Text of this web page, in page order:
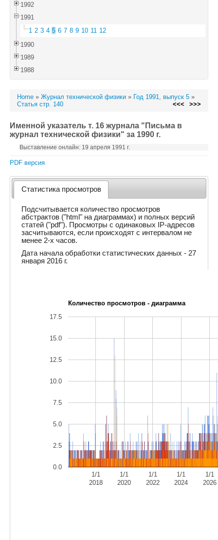
1992
1991
1 2 3 4 5 6 7 8 9 10 11 12
1990
1989
1988
Home » Журнал технической физики » Год 1991, выпуск 5 »
Статья стр. 140
<<< >>>
Именной указатель т. 16 журнала "Письма в
журнал технической физики" за 1990 г.
Выставление онлайн: 19 апреля 1991 г.
PDF версия
Статистика просмотров
Подсчитывается количество просмотров
абстрактов ("html" на диаграммах) и полных версий
статей ("pdf"). Просмотры с одинаковых IP-адресов
засчитываются, если происходят с интервалом не
менее 2-х часов.
Дата начала обработки статистических данных - 27
января 2016 г.
Количество просмотров - диаграмма
1/1
2018
1/1
2020
1/1
2022
1/1
2024
1/1
2026
0.0
2.5
5.0
7.5
10.0
12.5
15.0
17.5